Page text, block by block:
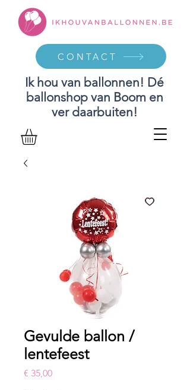
Ik hou van ballonnen! Dé
ballonshop van Boom en
ver daarbuiten!
CONTACT
Gevulde ballon /
lentefeest
€ 35,00Prijs